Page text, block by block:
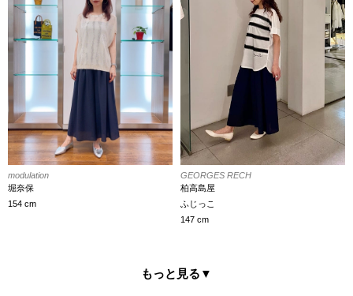
modulation
堀奈保
154 cm
GEORGES RECH
柏高島屋
ふじっこ
147 cm
もっと見る ▼